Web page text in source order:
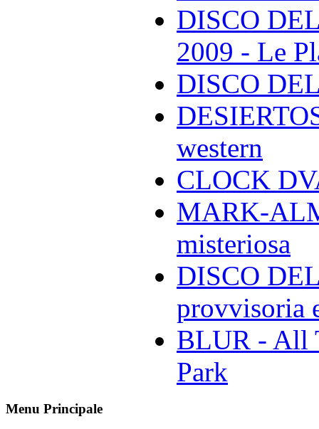
DISCO
2009 - Le
DISCO
western
CLOCK
MARK-
misteriosa
DISCO
provvisoria
BLUR - All
Park
Menu Principale